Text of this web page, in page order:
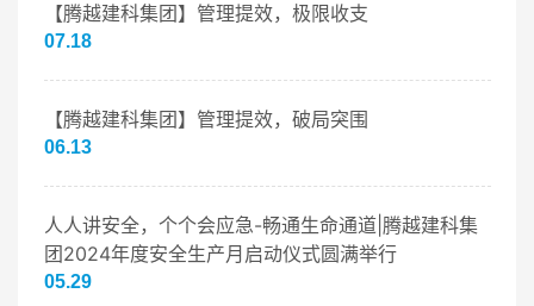
【腾越建科集团】管理提效，极限收支
07.18
【腾越建科集团】管理提效，破局突围
06.13
人人讲安全，个个会应急-畅通生命通道|腾越建科集
团2024年度安全生产月启动仪式圆满举行
05.29